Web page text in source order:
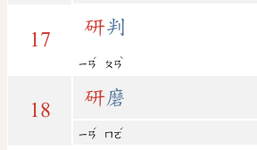
17
研判
ㄧㄢ
ˊ
ㄆㄢ
ˋ
18
研磨
ㄧㄢ
ˊ
ㄇㄛ
ˊ